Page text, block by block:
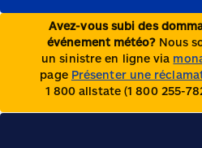
Avez-vous subi des
événement météo? Nous
un sinistre en ligne via
page Présenter une
1 800 allstate (1 800 255-